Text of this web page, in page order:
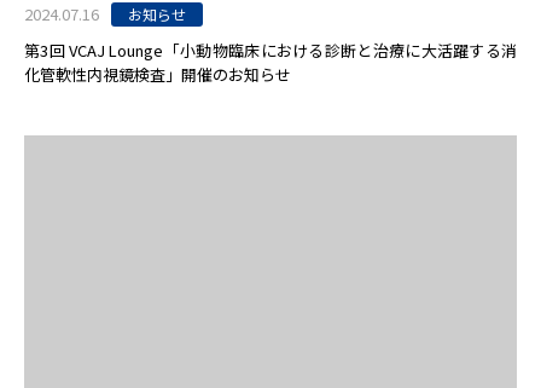
2024.07.16 お知らせ
第3回 VCAJ Lounge「小動物臨床における診断と治療に大活躍する消
化管軟性内視鏡検査」開催のお知らせ